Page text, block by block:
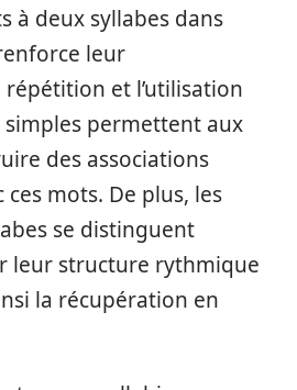
à deux syllabes dans
leur
et l’utilisation
simples permettent aux
des associations
mots. De plus, les
se distinguent
leur structure rythmique
la récupération en